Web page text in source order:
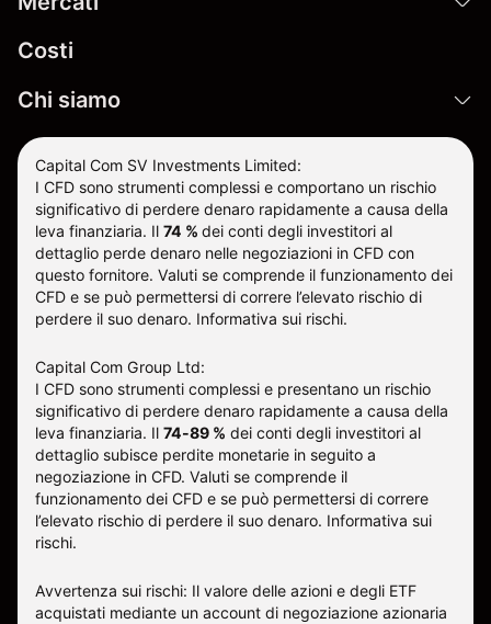
Costi
Chi siamo
Capital Com SV Investments Limited:
I CFD sono strumenti complessi e comportano un rischio
significativo di perdere denaro rapidamente a causa della
leva finanziaria. Il 74 % dei conti degli investitori al
dettaglio perde denaro nelle negoziazioni in CFD con
questo fornitore. Valuti se comprende il funzionamento dei
CFD e se può permettersi di correre l’elevato rischio di
perdere il suo denaro. Informativa sui rischi.
Capital Com Group Ltd:
I CFD sono strumenti complessi e presentano un rischio
significativo di perdere denaro rapidamente a causa della
leva finanziaria. Il 74-89 % dei conti degli investitori al
dettaglio subisce perdite monetarie in seguito a
negoziazione in CFD. Valuti se comprende il
funzionamento dei CFD e se può permettersi di correre
l’elevato rischio di perdere il suo denaro. Informativa sui
rischi.
Avvertenza sui rischi: Il valore delle azioni e degli ETF
acquistati mediante un account di negoziazione azionaria